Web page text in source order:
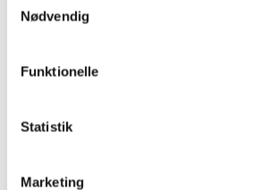
Nødvendig
Funktionelle
Statistik
Marketing
Springdale